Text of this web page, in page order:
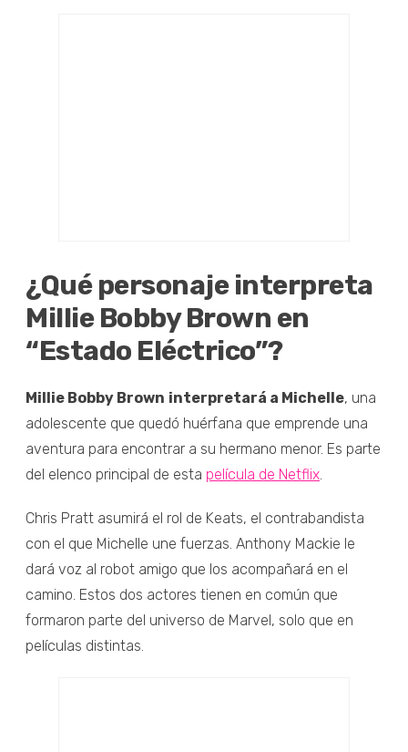
¿Qué personaje interpreta
Millie Bobby Brown en
“Estado Eléctrico”?
Millie Bobby Brown interpretará a Michelle, una
adolescente que quedó huérfana que emprende una
aventura para encontrar a su hermano menor. Es parte
del elenco principal de esta película de Netflix.
Chris Pratt asumirá el rol de Keats, el contrabandista
con el que Michelle une fuerzas. Anthony Mackie le
dará voz al robot amigo que los acompañará en el
camino. Estos dos actores tienen en común que
formaron parte del universo de Marvel, solo que en
películas distintas.